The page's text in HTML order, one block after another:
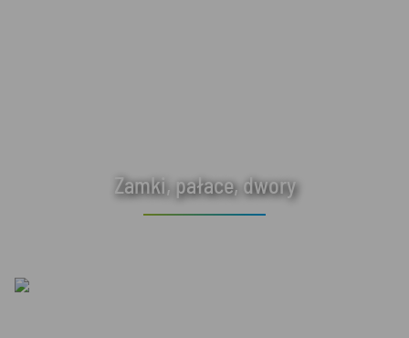
Zamki, pałace, dwory